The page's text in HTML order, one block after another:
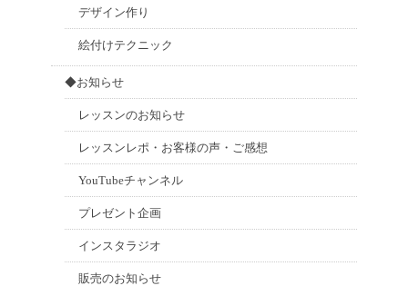
デザイン作り
絵付けテクニック
◆お知らせ
レッスンのお知らせ
レッスンレポ・お客様の声・ご感想
YouTubeチャンネル
プレゼント企画
インスタラジオ
販売のお知らせ